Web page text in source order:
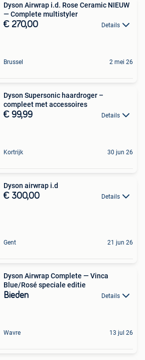
Dyson Airwrap i.d. Rose Ceramic NIEUW
— Complete multistyler
€ 270,00 Details
Brussel 2 mei 26
Dyson Supersonic haardroger –
compleet met accessoires
€ 99,99 Details
Kortrijk 30 jun 26
Dyson airwrap i.d
€ 300,00 Details
Gent 21 jun 26
Dyson Airwrap Complete — Vinca
Blue/Rosé speciale editie
Bieden Details
Wavre 13 jul 26